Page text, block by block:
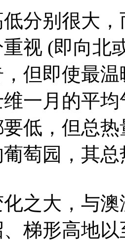
分别很大
视 (即向北
但即使最
一月的平
低，但总
萄园，其
之大，与
梯形高地